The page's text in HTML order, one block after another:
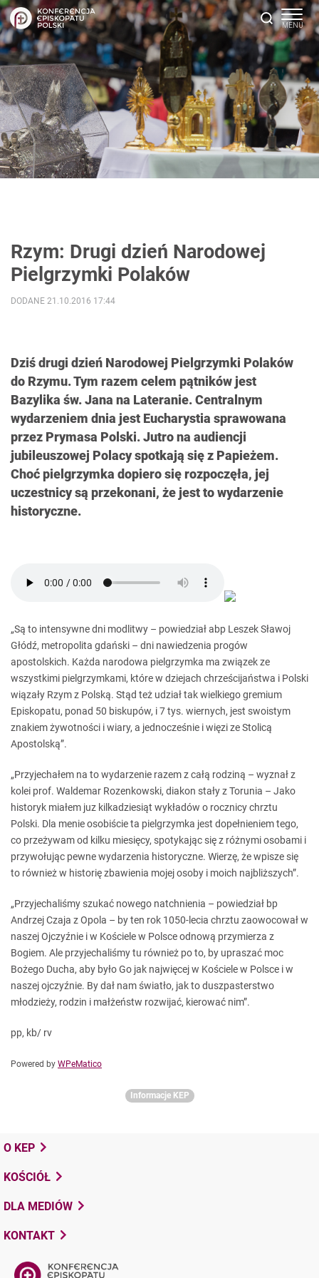
Rzym: Drugi dzień Narodowej
Pielgrzymki Polaków
Dziś drugi dzień Narodowej Pielgrzymki Polaków
do Rzymu. Tym razem celem pątników jest
Bazylika św. Jana na Lateranie. Centralnym
wydarzeniem dnia jest Eucharystia sprawowana
przez Prymasa Polski. Jutro na audiencji
jubileuszowej Polacy spotkają się z Papieżem.
Choć pielgrzymka dopiero się rozpoczęła, jej
uczestnicy są przekonani, że jest to wydarzenie
historyczne.
DODANE 21.10.2016 17:44
„Są to intensywne dni modlitwy – powiedział abp Leszek Sławoj
Głódź, metropolita gdański – dni nawiedzenia progów
apostolskich. Każda narodowa pielgrzymka ma związek ze
wszystkimi pielgrzymkami, które w dziejach chrześcijaństwa i Polski
wiązały Rzym z Polską. Stąd też udział tak wielkiego gremium
Episkopatu, ponad 50 biskupów, i 7 tys. wiernych, jest swoistym
znakiem żywotności i wiary, a jednocześnie i więzi ze Stolicą
Apostolską”.
„Przyjechałem na to wydarzenie razem z całą rodziną – wyznał z
kolei prof. Waldemar Rozenkowski, diakon stały z Torunia – Jako
historyk miałem juz kilkadziesiąt wykładów o rocznicy chrztu
Polski. Dla menie osobiście ta pielgrzymka jest dopełnieniem tego,
co przeżywam od kilku miesięcy, spotykając się z różnymi osobami i
przywołując pewne wydarzenia historyczne. Wierzę, że wpisze się
to również w historię zbawienia mojej osoby i moich najbliższych”.
„Przyjechaliśmy szukać nowego natchnienia – powiedział bp
Andrzej Czaja z Opola – by ten rok 1050-lecia chrztu zaowocował w
naszej Ojczyźnie i w Kościele w Polsce odnową przymierza z
Bogiem. Ale przyjechaliśmy tu również po to, by upraszać moc
Bożego Ducha, aby było Go jak najwięcej w Kościele w Polsce i w
naszej ojczyźnie. By dał nam światło, jak to duszpasterstwo
młodzieży, rodzin i małżeństw rozwijać, kierować nim”.
pp, kb/ rv
Powered by WPeMatico
Informacje KEP
O KEP
KOŚCIÓŁ
DLA MEDIÓW
KONTAKT